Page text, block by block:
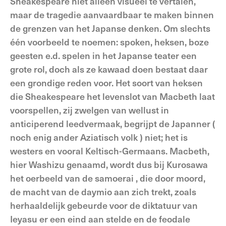
maar de tragedie aanvaardbaar te maken binnen
de grenzen van het Japanse denken. Om slechts
één voorbeeld te noemen: spoken, heksen, boze
geesten e.d. spelen in het Japanse teater een
grote rol, doch als ze kawaad doen bestaat daar
een grondige reden voor. Het soort van heksen
die Sheakespeare het levenslot van Macbeth laat
voorspellen, zij zwelgen van wellust in
anticiperend leedvermaak, begrijpt de Japanner (
noch enig ander Aziatisch volk ) niet; het is
westers en vooral Keltisch-Germaans. Macbeth,
hier Washizu genaamd, wordt dus bij Kurosawa
het oerbeeld van de samoerai , die door moord,
de macht van de daymio aan zich trekt, zoals
herhaaldelijk gebeurde voor de diktatuur van
Ieyasu er een eind aan stelde en de feodale